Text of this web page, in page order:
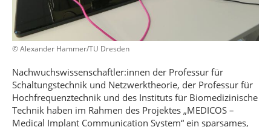
© Alexander Hammer/TU Dresden
Nachwuchswissenschaftler:innen der Professur für
Schaltungstechnik und Netzwerktheorie, der Professur für
Hochfrequenztechnik und des Instituts für Biomedizinische
Technik haben im Rahmen des Projektes „MEDICOS –
Medical Implant Communication System“ ein sparsames,